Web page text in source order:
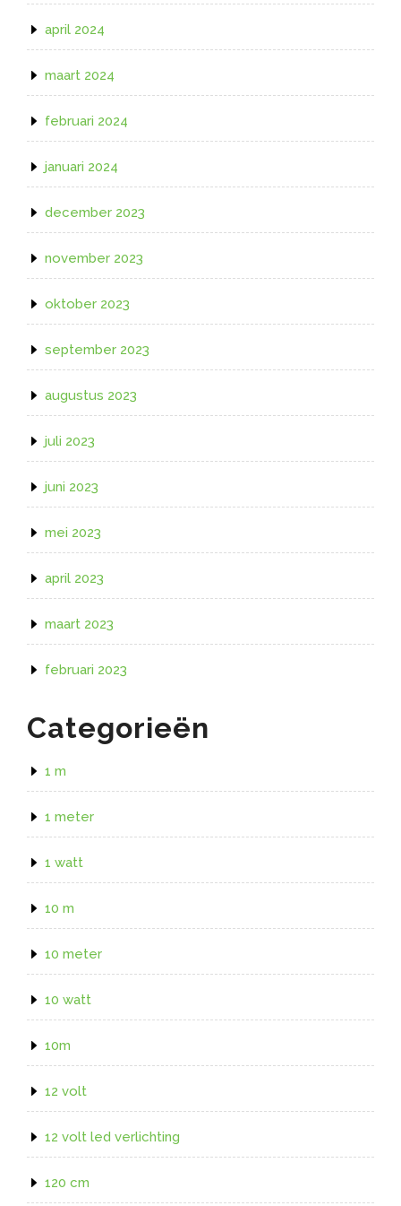
april 2024
maart 2024
februari 2024
januari 2024
december 2023
november 2023
oktober 2023
september 2023
augustus 2023
juli 2023
juni 2023
mei 2023
april 2023
maart 2023
februari 2023
Categorieën
1 m
1 meter
1 watt
10 m
10 meter
10 watt
10m
12 volt
12 volt led verlichting
120 cm